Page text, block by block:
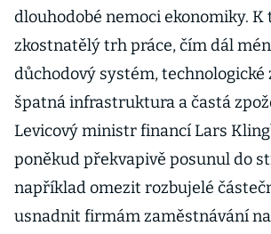
dlouhodobé nemoci ekonomiky.
zkostnatělý trh práce, čím dál
důchodový systém, technologické
špatná infrastruktura a častá
Levicový ministr financí Lars
poněkud překvapivě posunul do
například omezit rozbujelé
usnadnit firmám zaměstnávání